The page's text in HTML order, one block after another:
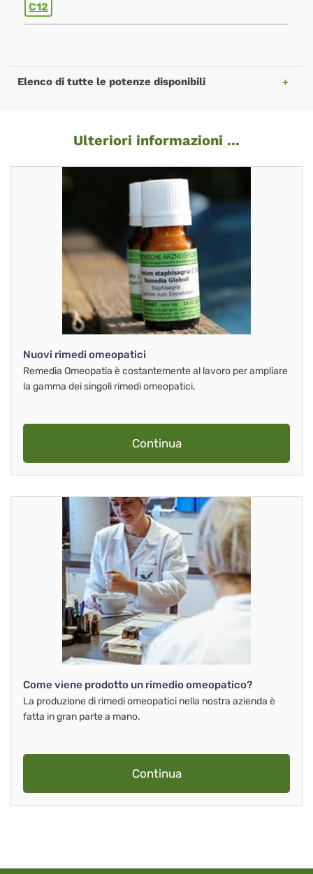
C12
Elenco di tutte le potenze disponibili
Ulteriori informazioni ...
Nuovi rimedi omeopatici
Remedia Omeopatia è costantemente al lavoro per ampliare
la gamma dei singoli rimedi omeopatici.
Continua
Come viene prodotto un rimedio omeopatico?
La produzione di rimedi omeopatici nella nostra azienda è
fatta in gran parte a mano.
Continua